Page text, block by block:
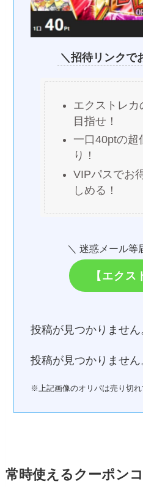
＼招待リンクで
エクストレカ
目指せ！
一口40ptの超
り！
VIPパスでお
しめる！
＼ 迷惑メール等
【エクス
投稿が見つかりません
投稿が見つかりません
※上記画像のオリパは売り切
常時使えるクーポン